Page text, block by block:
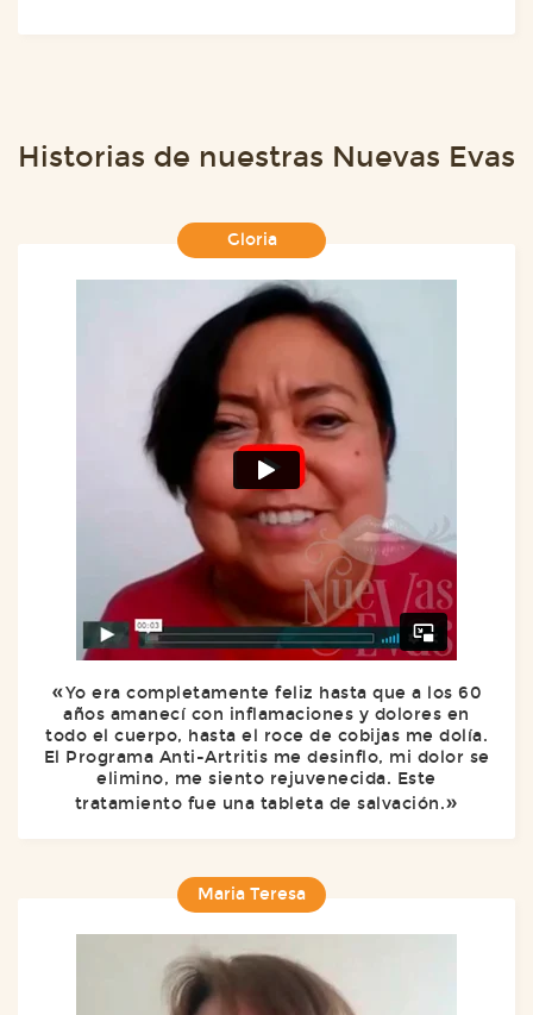
Historias de nuestras Nuevas Evas
Gloria
Yo era completamente feliz hasta que a los 60
años amanecí con inflamaciones y dolores en
todo el cuerpo, hasta el roce de cobijas me dolía.
El Programa Anti-Artritis me desinflo, mi dolor se
elimino, me siento rejuvenecida. Este
tratamiento fue una tableta de salvación.
Maria Teresa